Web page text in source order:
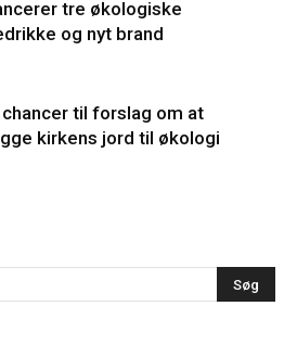
tre økologiske
og nyt brand
til forslag om at
kirkens jord til økologi